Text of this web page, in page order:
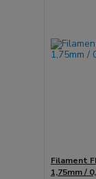
Filament
1,75mm /